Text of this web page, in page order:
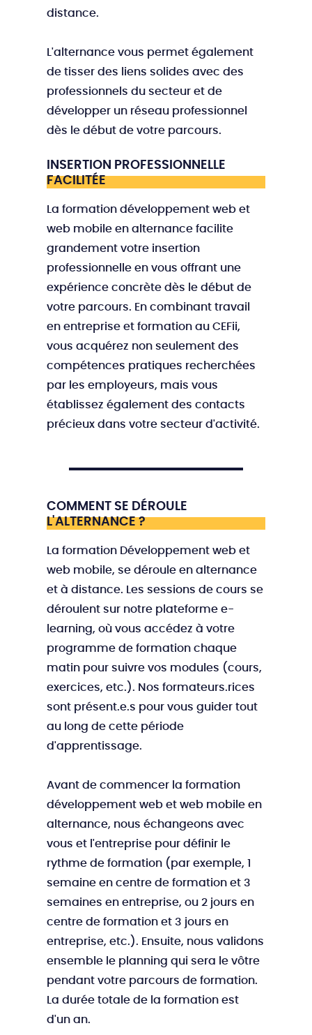
distance.
L'alternance vous permet également
de tisser des liens solides avec des
professionnels du secteur et de
développer un réseau professionnel
dès le début de votre parcours.
INSERTION PROFESSIONNELLE
FACILITÉE
La formation développement web et
web mobile en alternance facilite
grandement votre insertion
professionnelle en vous offrant une
expérience concrète dès le début de
votre parcours. En combinant travail
en entreprise et formation au CEFii,
vous acquérez non seulement des
compétences pratiques recherchées
par les employeurs, mais vous
établissez également des contacts
précieux dans votre secteur d'activité.
COMMENT SE DÉROULE
L'ALTERNANCE ?
La formation Développement web et
web mobile, se déroule en alternance
et à distance. Les sessions de cours se
déroulent sur notre plateforme e-
learning, où vous accédez à votre
programme de formation chaque
matin pour suivre vos modules (cours,
exercices, etc.). Nos formateurs.rices
sont présent.e.s pour vous guider tout
au long de cette période
d'apprentissage.
Avant de commencer la formation
développement web et web mobile en
alternance, nous échangeons avec
vous et l'entreprise pour définir le
rythme de formation (par exemple, 1
semaine en centre de formation et 3
semaines en entreprise, ou 2 jours en
centre de formation et 3 jours en
entreprise, etc.). Ensuite, nous validons
ensemble le planning qui sera le vôtre
pendant votre parcours de formation.
La durée totale de la formation est
d'un an.